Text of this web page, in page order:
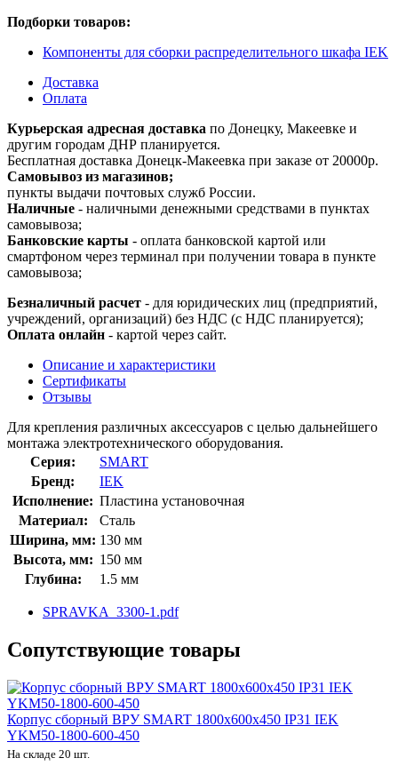
Подборки товаров:
Компоненты для сборки распределительного шкафа IEK
Доставка
Оплата
Курьерская адресная доставка по Донецку, Макеевке и
другим городам ДНР планируется.
Бесплатная доставка Донецк-Макеевка при заказе от 20000р.
Самовывоз из магазинов;
пункты выдачи почтовых служб России.
Наличные - наличными денежными средствами в пунктах
самовывоза;
Банковские карты - оплата банковской картой или
смартфоном через терминал при получении товара в пункте
самовывоза;
Безналичный расчет - для юридических лиц (предприятий,
учреждений, организаций) без НДС (с НДС планируется);
Оплата онлайн - картой через сайт.
Описание и характеристики
Сертификаты
Отзывы
Для крепления различных аксессуаров с целью дальнейшего
монтажа электротехнического оборудования.
Серия:
SMART
Бренд:
IEK
Исполнение: Пластина установочная
Материал:
Сталь
Ширина, мм: 130 мм
Высота, мм: 150 мм
Глубина:
1.5 мм
SPRAVKA_3300-1.pdf
Сопутствующие товары
Корпус сборный ВРУ SMART 1800х600х450 IP31 IEK
YKM50-1800-600-450
На складе 20 шт.